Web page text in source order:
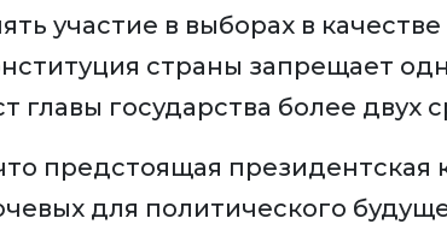
участие в выборах в
страны запрещает
главы государства более двух
предстоящая президентская
для политического